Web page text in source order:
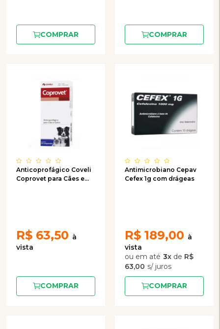
COMPRAR COMPRAR
Anticoprofágico Coveli
Coprovet para Cães e
R$ 63,50
COMPRAR
Antimicrobiano Cepav
Cefex 1g com drágeas
R$ 189,00
3x de R$
63,00
COMPRAR